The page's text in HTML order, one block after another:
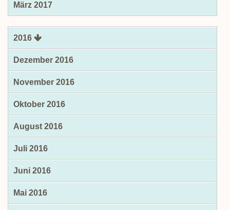
März 2017
2016
Dezember 2016
November 2016
Oktober 2016
August 2016
Juli 2016
Juni 2016
Mai 2016